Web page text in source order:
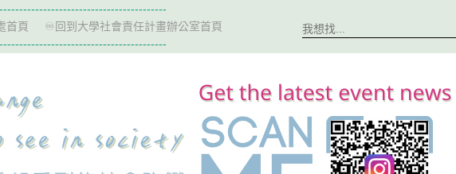
首頁 ♾️ 回到大學社會責任計畫辦公室首頁